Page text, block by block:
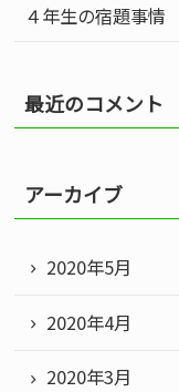
４年生の宿題事情
最近のコメント
アーカイブ
2020年5月
2020年4月
2020年3月